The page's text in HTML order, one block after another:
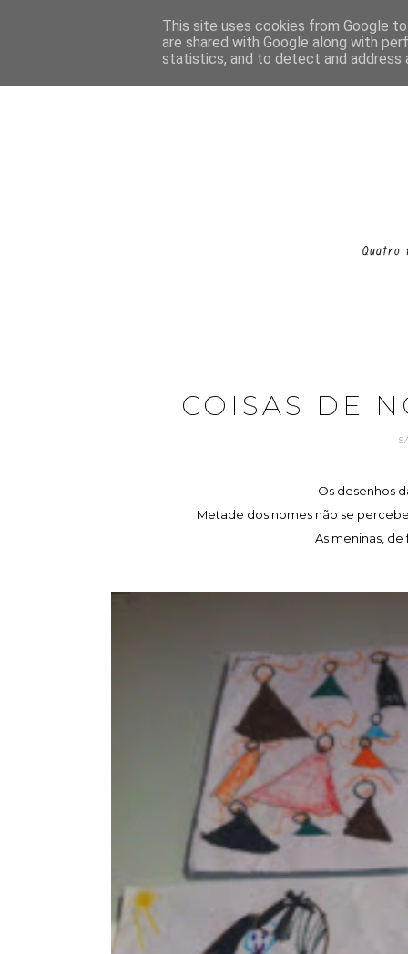
COISAS DE
Os desenhos
Metade dos nomes não se
As meninas,
This site uses cookies from Google
are shared with Google along with
statistics, and to detect and address